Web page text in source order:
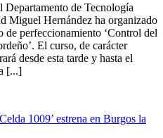
de Tecnología
Miguel Hernández ha organizado
de perfeccionamiento ‘Control del
El curso, de carácter
desde esta tarde y hasta el
[...]
1009’ estrena en Burgos la